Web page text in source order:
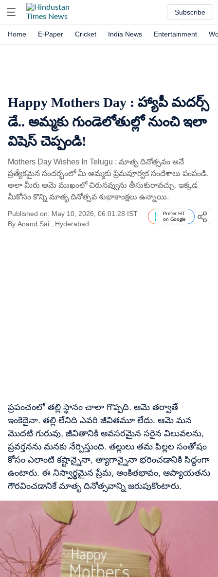
Subscribe
Home E-Paper Cricket India News Entertainment
Happy Mothers Day : హ్యాపీ మదర్స్
డే.. అమ్మకు గుండెలోతుల్లో నుంచి ఇలా
విషెస్ చెప్పండి!
Mothers Day Wishes In Telugu : మాతృ దినోత్సవం అనే
ప్రత్యేకమైన సందర్భంలో మీ అమ్మకు ప్రేమపూర్వక సందేశాలు పంపండి.
అలా మీరు ఆమె ముఖంలో చిరునవ్వును తీసుకురావచ్చు. ఇక్కడ
మీకోసం కొన్ని మాతృ దినోత్సవ శుభాకాంక్షలు ఉన్నాయి.
Published on: May 10, 2026, 06:01:28 IST
By Anand Sai , Hyderabad
Prefer HT
on Google
ప్రపంచంలో తల్లి స్థానం చాలా గొప్పది. ఆమె తర్వాతే
ఇంకెదైనా. తల్లి లేనిది ఎవరి జీవితమూ లేదు. ఆమె మన
మొదటి గురువు, జీవితానికి అవసరమైన సరైన విలువలను,
ప్రవర్తనను మనకు నేర్పిస్తుంది. తల్లులు తమ పిల్లల సంతోషం
కోసం ఎలాంటి కష్టాన్నైనా, త్యాగాన్నైనా భరించడానికి సిద్ధంగా
ఉంటారు. ఈ నిస్వార్థమైన ప్రేమ, అంకితభావం, ఆప్యాయతను
గౌరవించడానికే మాతృ దినోత్సవాన్ని జరుపుకొంటారు.